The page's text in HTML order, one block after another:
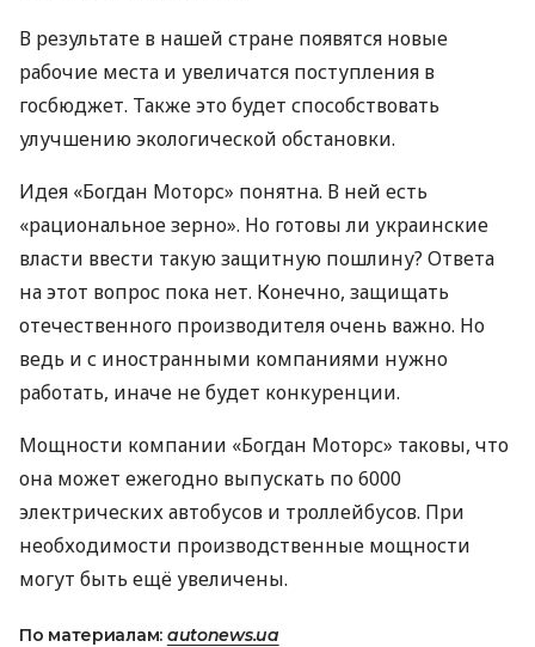
В результате в нашей стране появятся новые
рабочие места и увеличатся поступления в
госбюджет. Также это будет способствовать
улучшению экологической обстановки.
Идея «Богдан Моторс» понятна. В ней есть
«рациональное зерно». Но готовы ли украинские
власти ввести такую защитную пошлину? Ответа
на этот вопрос пока нет. Конечно, защищать
отечественного производителя очень важно. Но
ведь и с иностранными компаниями нужно
работать, иначе не будет конкуренции.
Мощности компании «Богдан Моторс» таковы, что
она может ежегодно выпускать по 6000
электрических автобусов и троллейбусов. При
необходимости производственные мощности
могут быть ещё увеличены.
По материалам: autonews.ua